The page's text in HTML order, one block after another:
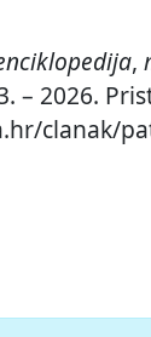
,
– 2026.
clanak/